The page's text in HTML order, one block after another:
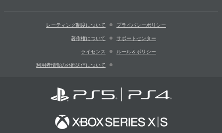
レーティング制度について プライバシーポリシー
著作権について サポートセンター
ライセンス ルール＆ポリシー
利用者情報の外部送信について